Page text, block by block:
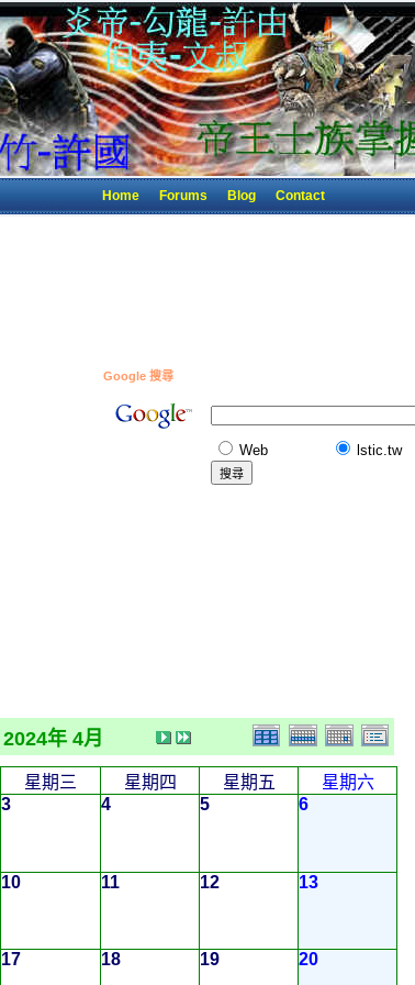
Home Forums Blog Contact
Google 搜尋
Web lstic.tw
2024年 4月
星期三 星期四 星期五
星期六
3 4 5 6
10 11 12 13
17 18 19 20